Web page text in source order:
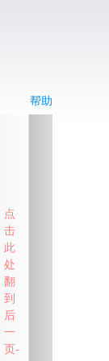
帮助
点
击
此
处
翻
到
后
一
页-